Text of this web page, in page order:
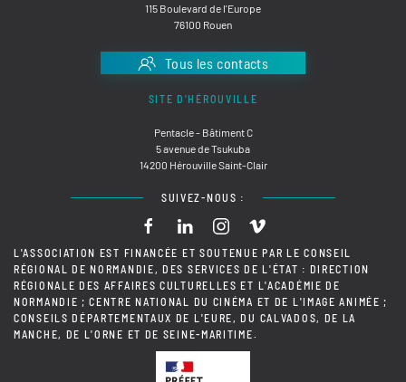
115 Boulevard de l'Europe
76100 Rouen
Tous les contacts
SITE D'HÉROUVILLE
Pentacle - Bâtiment C
5 avenue de Tsukuba
14200 Hérouville Saint-Clair
SUIVEZ-NOUS :
L'ASSOCIATION EST FINANCÉE ET SOUTENUE PAR LE CONSEIL
RÉGIONAL DE NORMANDIE, DES SERVICES DE L'ÉTAT : DIRECTION
RÉGIONALE DES AFFAIRES CULTURELLES ET L'ACADÉMIE DE
NORMANDIE ; CENTRE NATIONAL DU CINÉMA ET DE L'IMAGE ANIMÉE ;
CONSEILS DÉPARTEMENTAUX DE L'EURE, DU CALVADOS, DE LA
MANCHE, DE L'ORNE ET DE SEINE-MARITIME.